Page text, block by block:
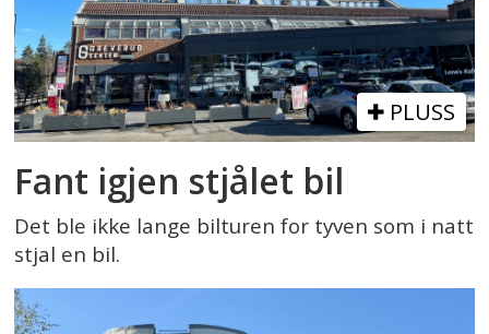
PLUSS
Fant igjen stjålet bil
Det ble ikke lange bilturen for tyven som i natt
stjal en bil.